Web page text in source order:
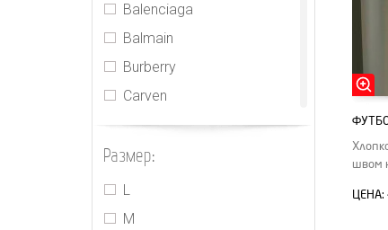
Balenciaga
Balmain
Burberry
Carven
CDR
Celine
CHNL
Chrome Hearts
Размер:
L
M
швом
ЦЕНА: